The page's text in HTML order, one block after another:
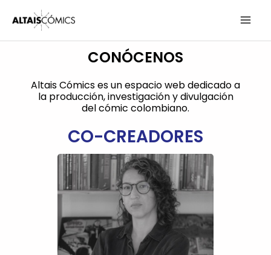
contenido
CONÓCENOS
Altais Cómics es un espacio web dedicado a
la producción, investigación y divulgación
del cómic colombiano.
CO-CREADORES